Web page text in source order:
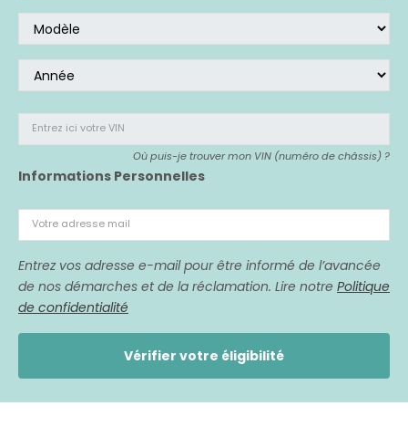
Entrez ici votre VIN
Où puis-je trouver mon VIN (numéro de châssis) ?
Informations Personnelles
Votre adresse mail
Entrez vos adresse e-mail pour être informé de l’avancée
de nos démarches et de la réclamation. Lire notre Politique
de confidentialité
Vérifier votre éligibilité